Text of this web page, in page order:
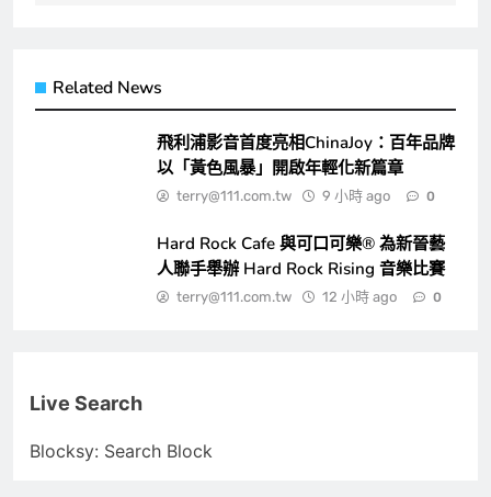
Related News
飛利浦影音首度亮相ChinaJoy：百年品牌
以「黃色風暴」開啟年輕化新篇章
terry@111.com.tw 9 小時 ago 0
Hard Rock Cafe 與可口可樂® 為新晉藝
人聯手舉辦 Hard Rock Rising 音樂比賽
terry@111.com.tw 12 小時 ago 0
Live Search
Blocksy: Search Block